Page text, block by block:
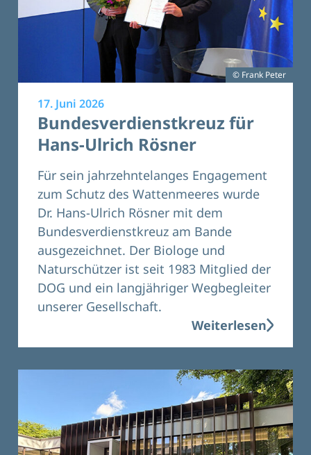
© Frank Peter
17. Juni 2026
Bundesverdienstkreuz für
Hans-Ulrich Rösner
Für sein jahrzehntelanges Engagement
zum Schutz des Wattenmeeres wurde
Dr. Hans-Ulrich Rösner mit dem
Bundesverdienstkreuz am Bande
ausgezeichnet. Der Biologe und
Naturschützer ist seit 1983 Mitglied der
DOG und ein langjähriger Wegbegleiter
unserer Gesellschaft.
Weiterlesen